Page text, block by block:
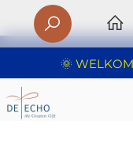
🌞